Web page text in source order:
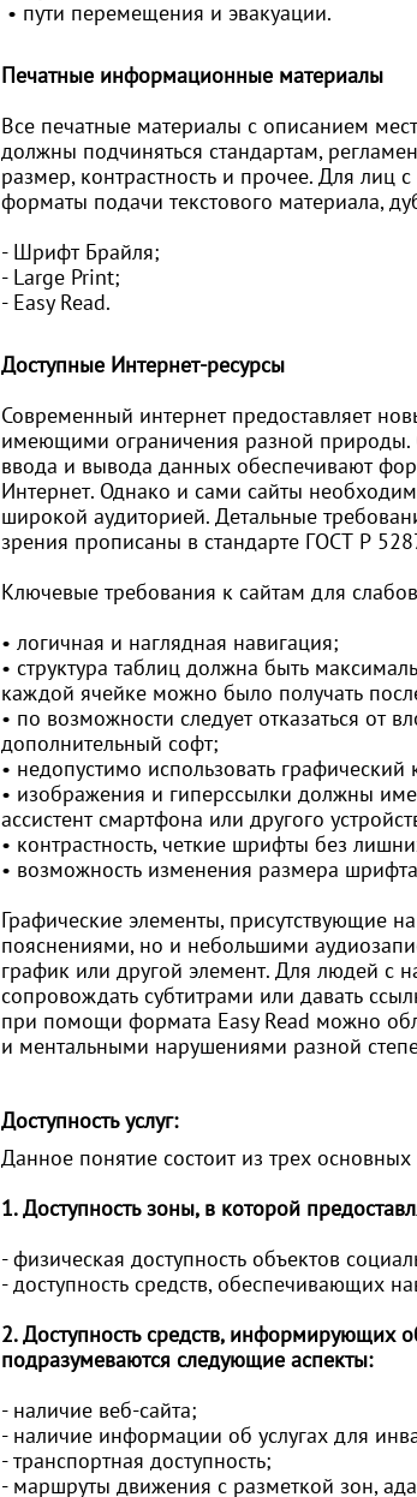
• пути перемещения и эвакуации.
Печатные информационные материалы
Все печатные материалы с описанием
должны подчиняться стандартам,
размер, контрастность и прочее. Для
форматы подачи текстового материала,
- Шрифт Брайля;
- Large Print;
- Easy Read.
Доступные Интернет-ресурсы
Современный интернет предоставляет
имеющими ограничения разной природы.
ввода и вывода данных обеспечивают
Интернет. Однако и сами сайты
широкой аудиторией. Детальные
зрения прописаны в стандарте ГОСТ Р
Ключевые требования к сайтам для
• логичная и наглядная навигация;
• структура таблиц должна быть
каждой ячейке можно было получать
• по возможности следует отказаться от
дополнительный софт;
• недопустимо использовать
• изображения и гиперссылки должны
ассистент смартфона или другого
• контрастность, четкие шрифты без
• возможность изменения размера
Графические элементы, присутствующие
пояснениями, но и небольшими
график или другой элемент. Для людей с
сопровождать субтитрами или давать
при помощи формата Easy Read можно
и ментальными нарушениями разной
Доступность услуг:
Данное понятие состоит из трех основных
1. Доступность зоны, в которой
- физическая доступность объектов
- доступность средств, обеспечивающих
2. Доступность средств, информирующих
подразумеваются следующие аспекты:
- наличие веб-сайта;
- наличие информации об услугах для
- транспортная доступность;
- маршруты движения с разметкой зон,